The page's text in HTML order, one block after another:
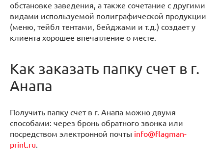
обстановке заведения, а также сочетание с другими
видами используемой полиграфической продукции
(меню, тейбл тентами, бейджами и т.д.) создает у
клиента хорошее впечатление о месте.
Как заказать папку счет в г.
Анапа
Получить папку счет в г. Анапа можно двумя
способами: через бронь обратного звонка или
посредством электронной почты info@flagman-
print.ru.